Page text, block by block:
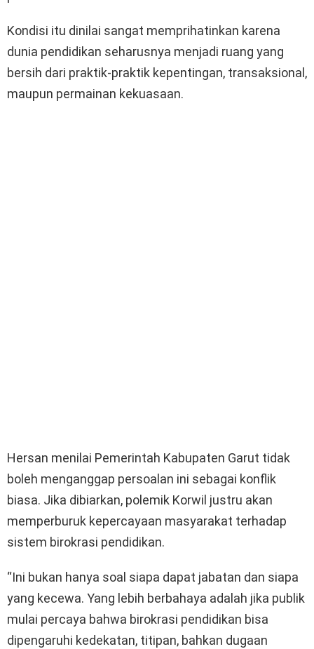
Kondisi itu dinilai sangat memprihatinkan karena
dunia pendidikan seharusnya menjadi ruang yang
bersih dari praktik-praktik kepentingan, transaksional,
maupun permainan kekuasaan.
Hersan menilai Pemerintah Kabupaten Garut tidak
boleh menganggap persoalan ini sebagai konflik
biasa. Jika dibiarkan, polemik Korwil justru akan
memperburuk kepercayaan masyarakat terhadap
sistem birokrasi pendidikan.
“Ini bukan hanya soal siapa dapat jabatan dan siapa
yang kecewa. Yang lebih berbahaya adalah jika publik
mulai percaya bahwa birokrasi pendidikan bisa
dipengaruhi kedekatan, titipan, bahkan dugaan